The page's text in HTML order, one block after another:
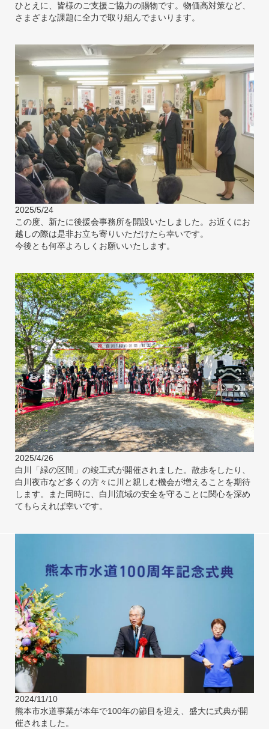
ひとえに、皆様のご支援ご協力の賜物です。物価高対策など、
さまざまな課題に全力で取り組んでまいります。
2025/5/24
この度、新たに後援会事務所を開設いたしました。お近くにお
越しの際は是非お立ち寄りいただけたら幸いです。
今後とも何卒よろしくお願いいたします。
2025/4/26
白川「緑の区間」の竣工式が開催されました。散歩をしたり、
白川夜市など多くの方々に川と親しむ機会が増えることを期待
します。また同時に、白川流域の安全を守ることに関心を深め
てもらえれば幸いです。
2024/11/10
熊本市水道事業が本年で100年の節目を迎え、盛大に式典が開
催されました。